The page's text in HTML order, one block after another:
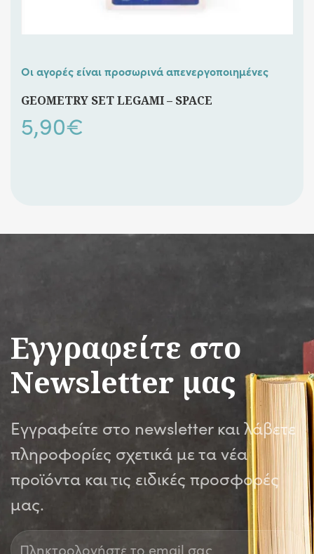
Οι αγορές είναι προσωρινά απενεργοποιημένες
GEOMETRY SET LEGAMI – SPACE
5,90€
Εγγραφείτε στο
Newsletter μας
Εγγραφείτε στο newsletter και λάβετε
πληροφορίες σχετικά με τα νέα
προϊόντα και τις ειδικές προσφορές
μας.